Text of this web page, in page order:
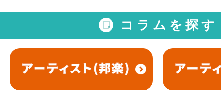
コラムを探す